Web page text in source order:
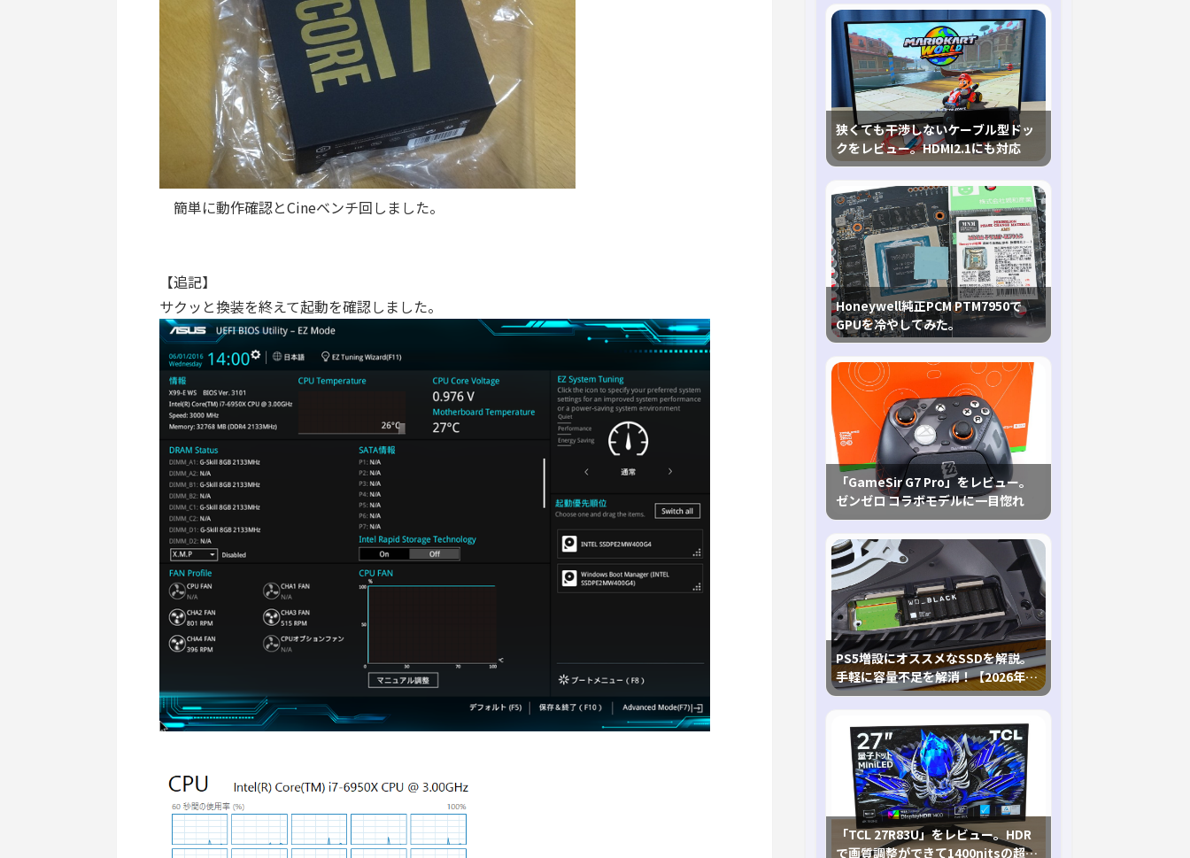
簡単に動作確認とCineベンチ回しました。
【追記】
サクッと換装を終えて起動を確認しました。
狭くても干渉しないケーブル型ドッ
クをレビュー。HDMI2.1にも対応
Honeywell純正PCM PTM7950で
GPUを冷やしてみた。
「GameSir G7 Pro」をレビュー。
ゼンゼロ コラボモデルに一目惚れ
PS5増設にオススメなSSDを解説。
手軽に容量不足を解消！【2026年最
新、PS5 Proにも対応】
「TCL 27R83U」をレビュー。HDR
で画質調整ができて1400nitsの超高